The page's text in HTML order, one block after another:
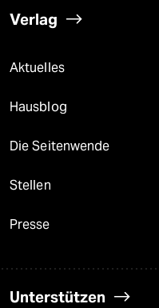
Verlag
Aktuelles
Hausblog
Die Seitenwende
Stellen
Presse
Unterstützen